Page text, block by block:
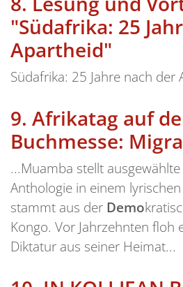
"Südafrika: 25
Apartheid"
Südafrika: 25 Jahre nach der
9. Afrikatag auf
Buchmesse:
...Muamba stellt
Anthologie in einem
stammt aus der Demo
Kongo. Vor Jahrzehnten
Diktatur aus seiner Heimat...